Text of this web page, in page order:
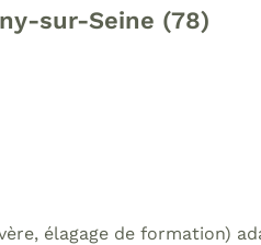
sur-Seine (78)
élagage de formation)